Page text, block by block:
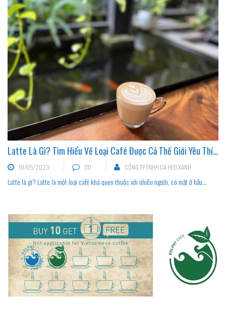
Latte Là Gì? Tìm Hiểu Về Loại Café Được Cả Thế Giới Yêu Thích
19/05/2023 30 CÔNG TY TNHH CÁ HEO XANH
Latte là gì? Latte là một loại café khá quen thuộc với nhiều người, có mặt ở hầu...